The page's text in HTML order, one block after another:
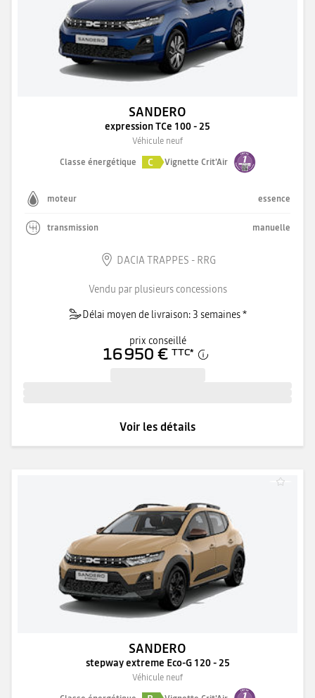
SANDERO
expression TCe 100 - 25
Véhicule neuf
Classe énergétique
C Vignette Crit'Air
moteur essence
transmission manuelle
DACIA TRAPPES - RRG
Vendu par plusieurs concessions
Délai moyen de livraison: 3 semaines *
prix conseillé
16 950 € TTC*
Voir les détails
SANDERO
stepway extreme Eco-G 120 - 25
Véhicule neuf